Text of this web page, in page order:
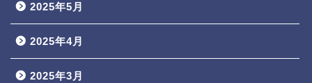
2025年5月
2025年4月
2025年3月